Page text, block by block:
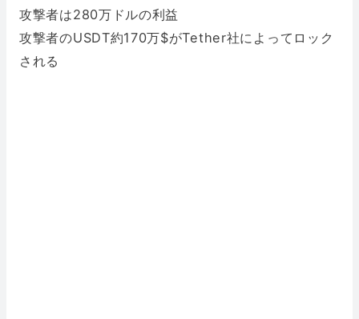
攻撃者は280万ドルの利益
攻撃者のUSDT約170万$がTether社によってロック
される